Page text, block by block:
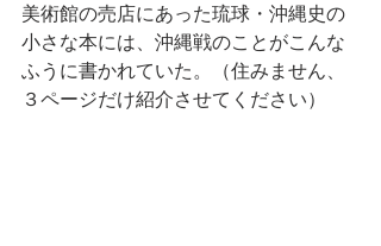
美術館の売店にあった琉球・沖縄史の
小さな本には、沖縄戦のことがこんな
ふうに書かれていた。（住みません、
３ページだけ紹介させてください）